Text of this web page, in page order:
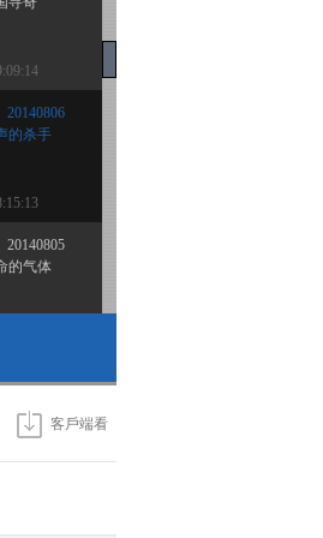
20140806
的杀手
20140805
的气体
——地球档
客戶端看